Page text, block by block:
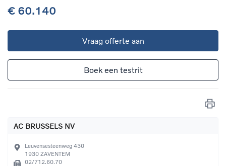
€ 60.140
Vraag offerte aan
Boek een testrit
AC BRUSSELS NV
Leuvensesteenweg 430
1930 ZAVENTEM
02/712.60.70